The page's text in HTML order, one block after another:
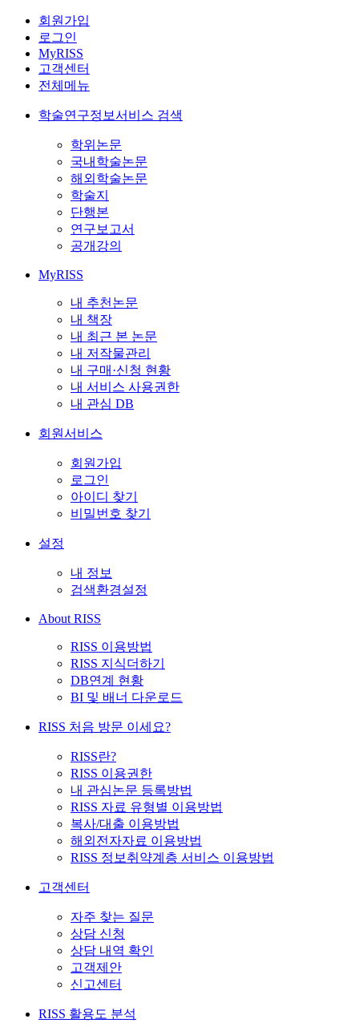
회원가입
로그인
MyRISS
고객센터
전체메뉴
학술연구정보서비스 검색
학위논문
국내학술논문
해외학술논문
학술지
단행본
연구보고서
공개강의
MyRISS
내 추천논문
내 책장
내 최근 본 논문
내 저작물관리
내 구매·신청 현황
내 서비스 사용권한
내 관심 DB
회원서비스
회원가입
로그인
아이디 찾기
비밀번호 찾기
설정
내 정보
검색환경설정
About RISS
RISS 이용방법
RISS 지식더하기
DB연계 현황
BI 및 배너 다운로드
RISS 처음 방문 이세요?
RISS란?
RISS 이용권한
내 관심논문 등록방법
RISS 자료 유형별 이용방법
복사/대출 이용방법
해외전자자료 이용방법
RISS 정보취약계층 서비스 이용방법
고객센터
자주 찾는 질문
상담 신청
상담 내역 확인
고객제안
신고센터
RISS 활용도 분석